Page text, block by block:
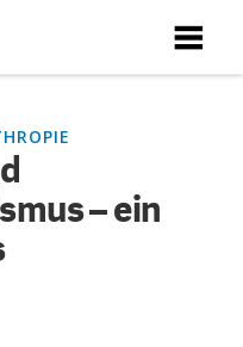
X
X
Sie über unsere
X
X
– ein
X
– ein